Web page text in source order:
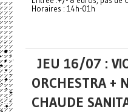
Horaires : 14h-01h
JEU 16/07 :
ORCHESTRA +
CHAUDE